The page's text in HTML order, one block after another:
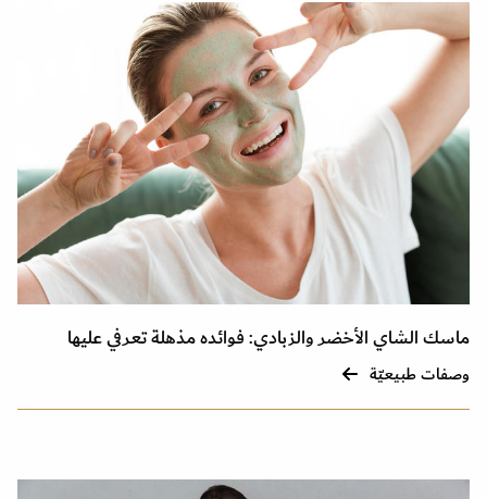
ماسك الشاي الأخضر والزبادي: فوائده مذهلة تعرفي عليها
وصفات طبيعيّة